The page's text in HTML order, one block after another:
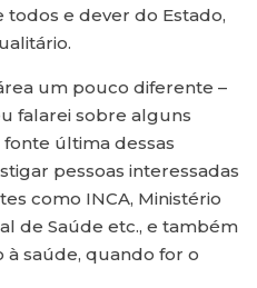
e dever do Estado,
um pouco diferente –
falarei sobre alguns
última dessas
pessoas interessadas
como INCA, Ministério
de Saúde etc., e também
à saúde, quando for o